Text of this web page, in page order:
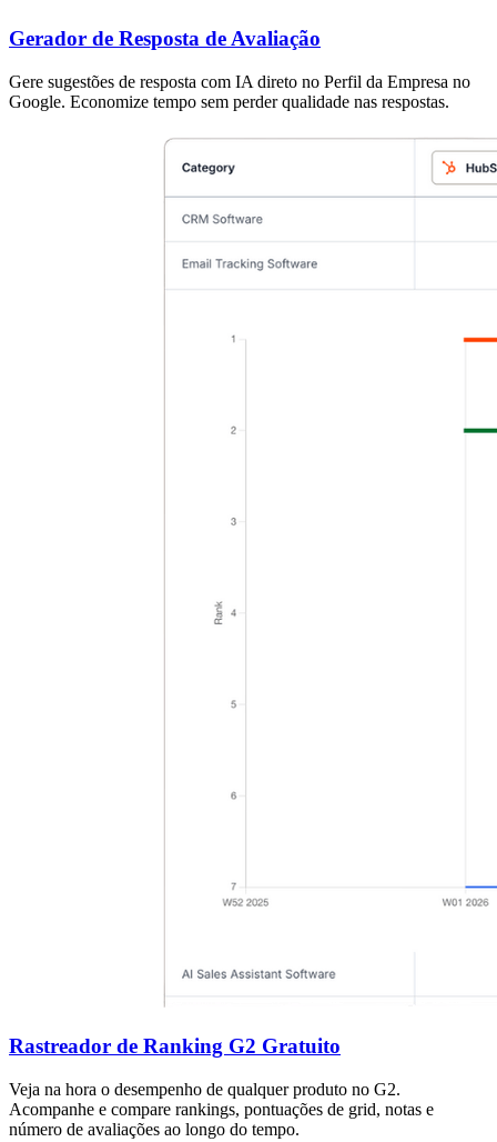
Gerador de Resposta de Avaliação
Gere sugestões de resposta com IA direto no Perfil da Empresa no
Google. Economize tempo sem perder qualidade nas respostas.
Rastreador de Ranking G2 Gratuito
Veja na hora o desempenho de qualquer produto no G2.
Acompanhe e compare rankings, pontuações de grid, notas e
número de avaliações ao longo do tempo.